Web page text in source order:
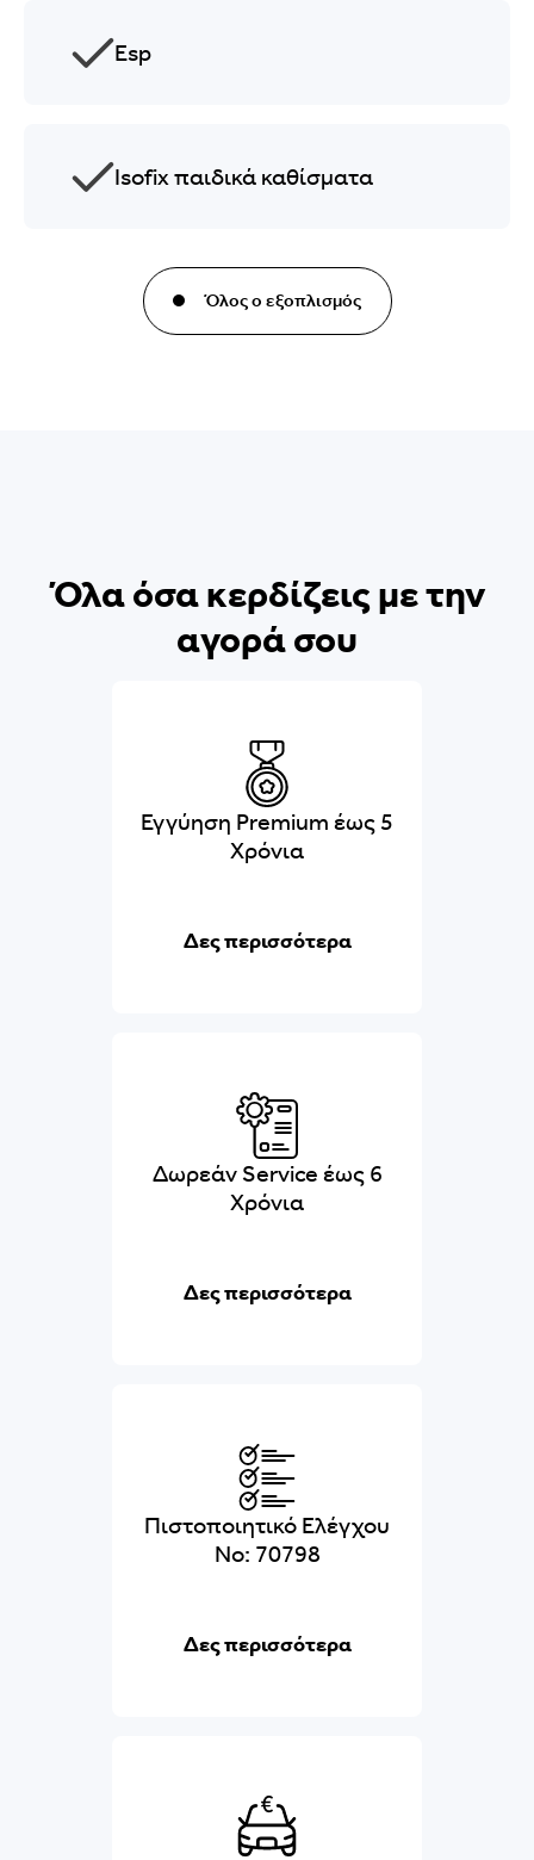
Esp
Isofix παιδικά καθίσματα
Όλος ο εξοπλισμός
Όλα όσα κερδίζεις με την
αγορά σου
Εγγύηση Premium έως 5
Χρόνια
Δες περισσότερα
Δωρεάν Service έως 6
Χρόνια
Δες περισσότερα
Πιστοποιητικό Ελέγχου
No: 70798
Δες περισσότερα